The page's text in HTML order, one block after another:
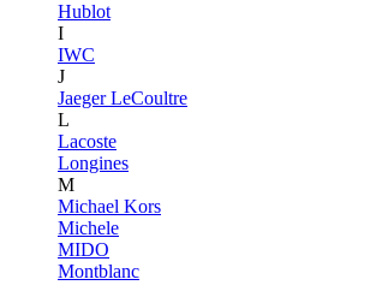
Hublot
I
IWC
J
Jaeger LeCoultre
L
Lacoste
Longines
M
Michael Kors
Michele
MIDO
Montblanc